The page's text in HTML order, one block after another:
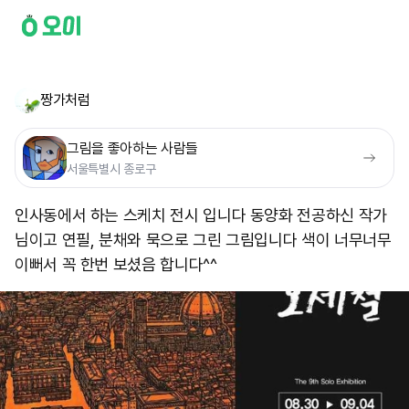
짱가처럼
그림을 좋아하는 사람들
서울특별시 종로구
인사동에서 하는 스케치 전시 입니다 동양화 전공하신 작가
님이고 연필, 분채와 묵으로 그린 그림입니다 색이 너무너무
이뻐서 꼭 한번 보셨음 합니다^^